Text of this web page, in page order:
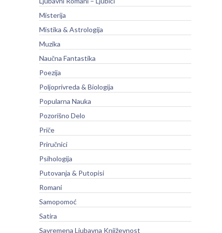
Misterija
Mistika & Astrologija
Muzika
Naučna Fantastika
Poezija
Poljoprivreda & Biologija
Popularna Nauka
Pozorišno Delo
Priče
Priručnici
Psihologija
Putovanja & Putopisi
Romani
Samopomoć
Satira
Savremena Ljubavna Književnost